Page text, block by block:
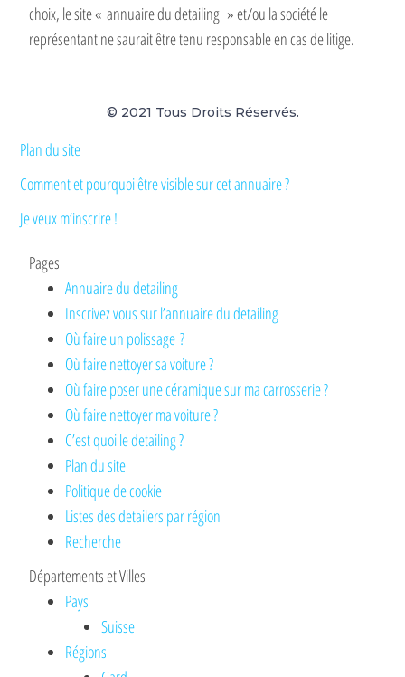
choix, le site « annuaire du detailing » et/ou la société le
représentant ne saurait être tenu responsable en cas de litige.
© 2021 Tous Droits Réservés.
Plan du site
Comment et pourquoi être visible sur cet annuaire ?
Je veux m’inscrire !
Pages
Annuaire du detailing
Inscrivez vous sur l’annuaire du detailing
Où faire un polissage ?
Où faire nettoyer sa voiture ?
Où faire poser une céramique sur ma carrosserie ?
Où faire nettoyer ma voiture ?
C’est quoi le detailing ?
Plan du site
Politique de cookie
Listes des detailers par région
Recherche
Départements et Villes
Pays
Suisse
Régions